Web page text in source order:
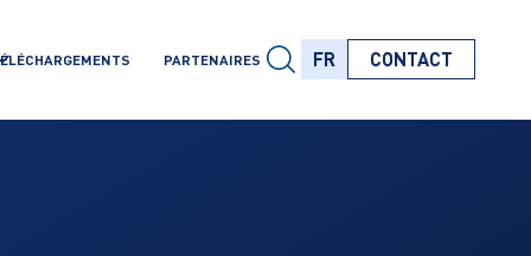
PARTENAIRES
FR
FR
CONTACT